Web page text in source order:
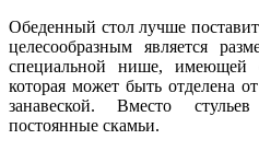
Обеденный стол лучше
целесообразным является
специальной нише, имеющей
которая может быть отделена
занавеской. Вместо
постоянные скамьи.